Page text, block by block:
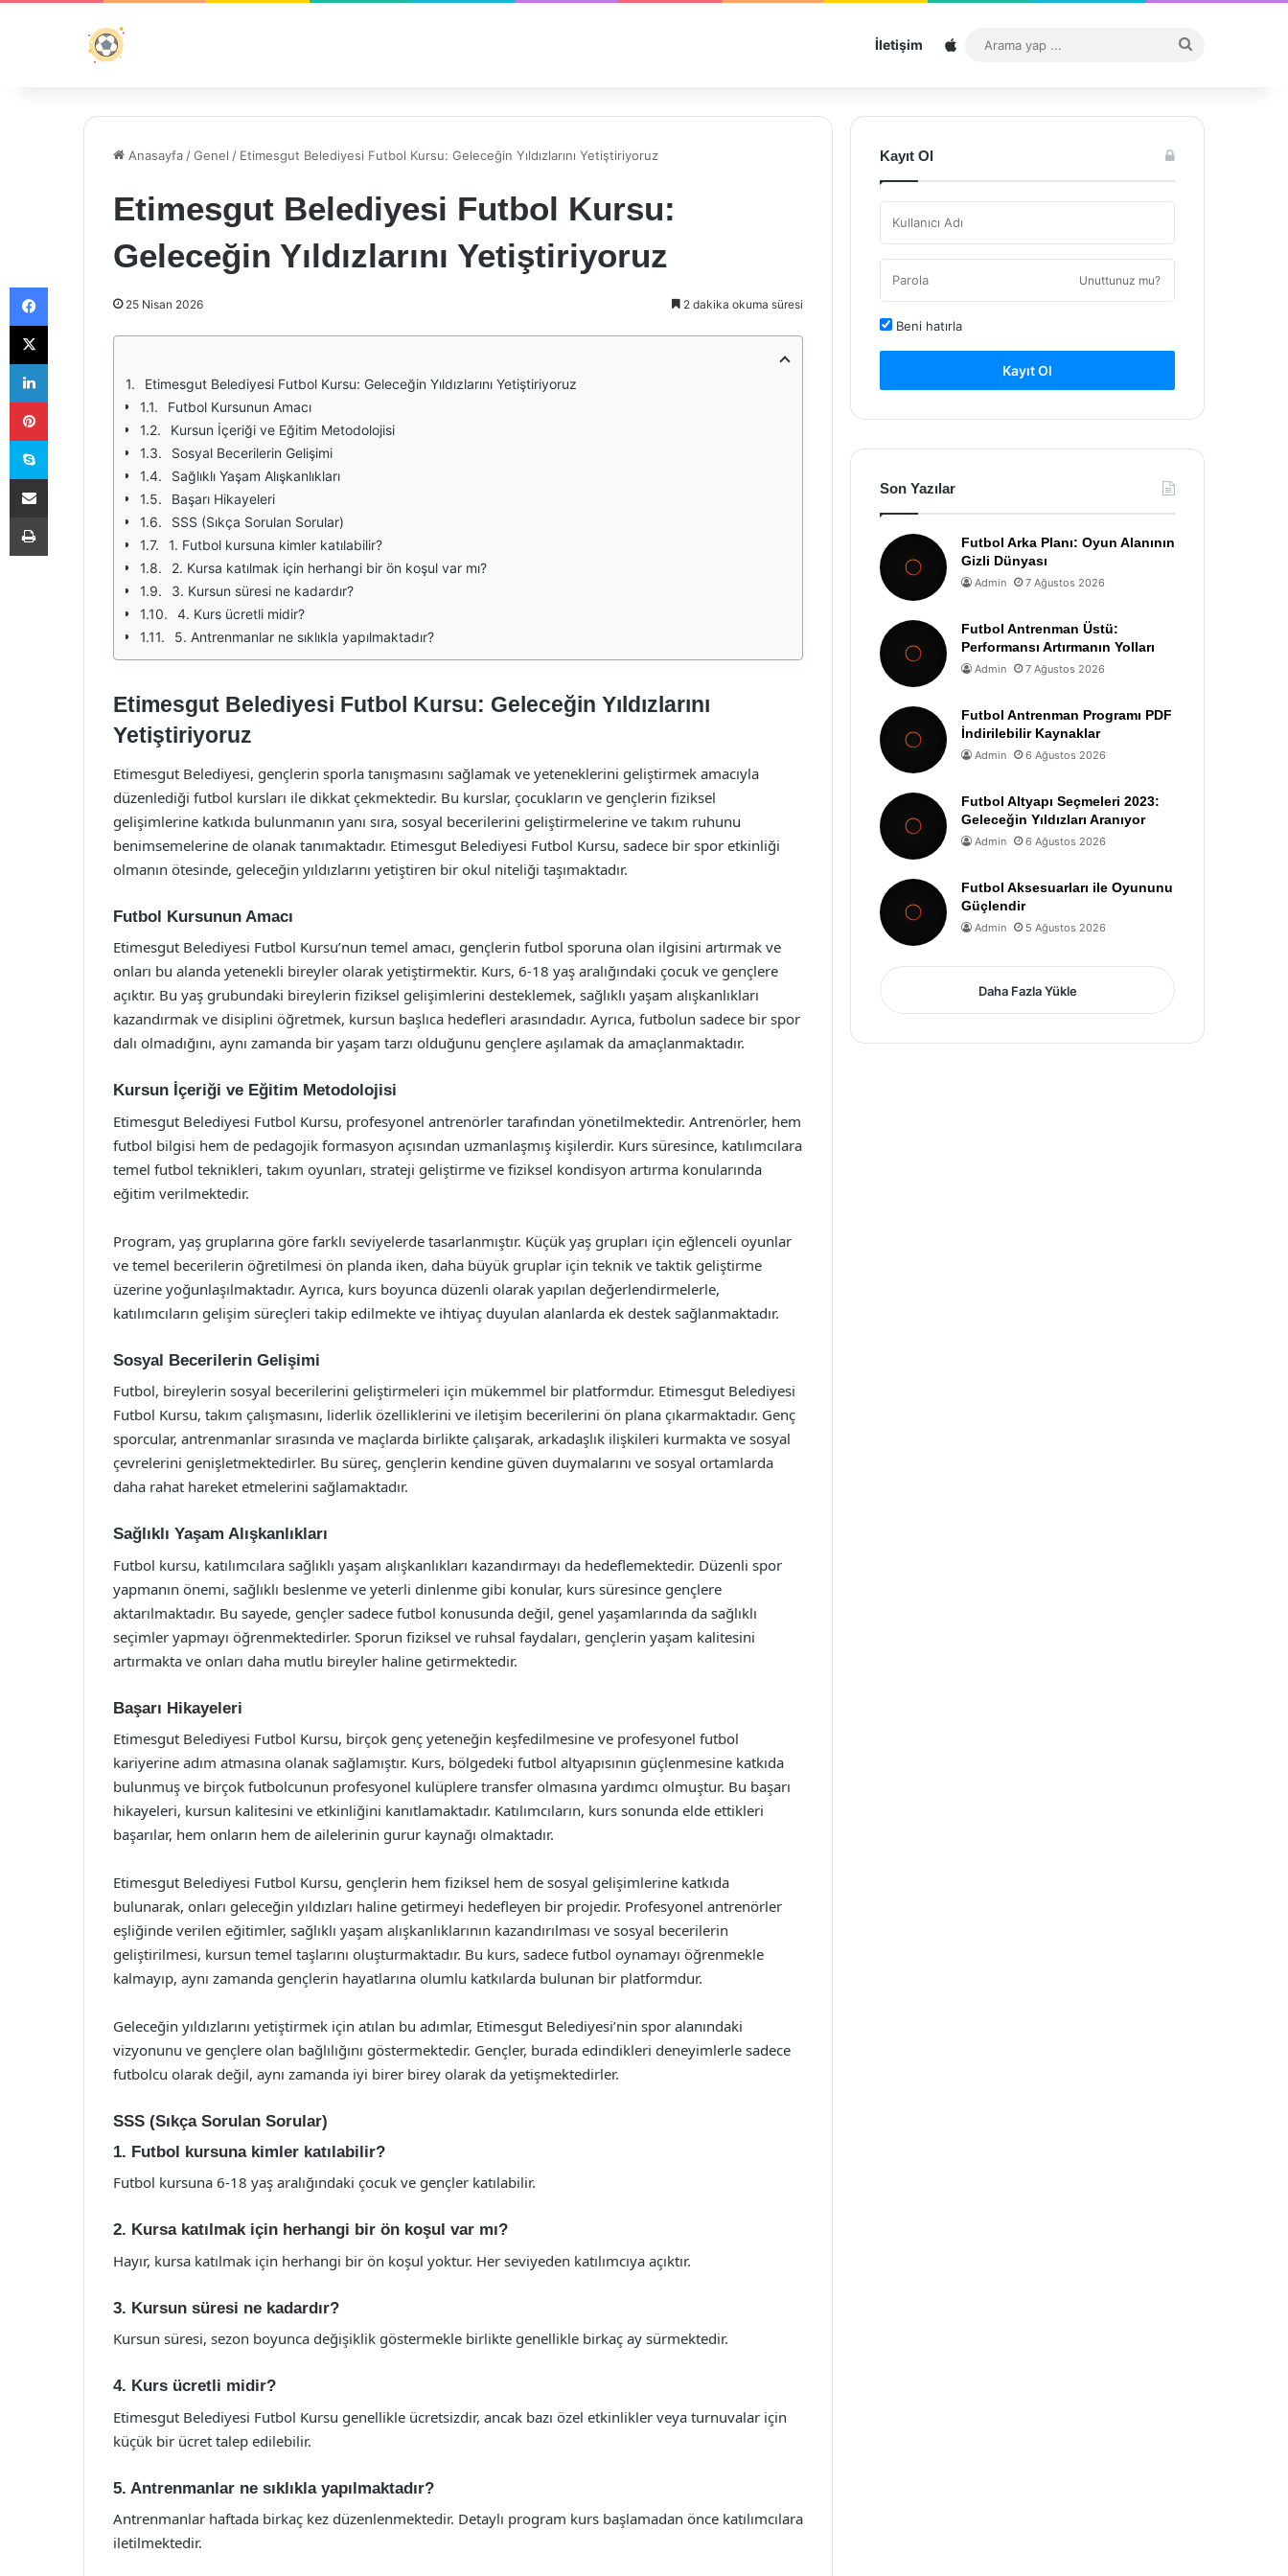
İletişim Sitemap
...
Anasayfa /Genel / Etimesgut Belediyesi Futbol Kursu: Geleceğin Yıldızlarını Yetiştiriyoruz
Etimesgut Belediyesi Futbol Kursu:
Geleceğin Yıldızlarını Yetiştiriyoruz
25 Nisan 2026 2 dakika okuma süresi
Etimesgut Belediyesi Futbol Kursu: Geleceğin Yıldızlarını Yetiştiriyoruz
Futbol Kursunun Amacı
Kursun İçeriği ve Eğitim Metodolojisi
Sosyal Becerilerin Gelişimi
Sağlıklı Yaşam Alışkanlıkları
Başarı Hikayeleri
SSS (Sıkça Sorulan Sorular)
1. Futbol kursuna kimler katılabilir?
2. Kursa katılmak için herhangi bir ön koşul var mı?
3. Kursun süresi ne kadardır?
4. Kurs ücretli midir?
5. Antrenmanlar ne sıklıkla yapılmaktadır?
Etimesgut Belediyesi Futbol Kursu: Geleceğin Yıldızlarını
Yetiştiriyoruz
Etimesgut Belediyesi, gençlerin sporla tanışmasını sağlamak ve yeteneklerini geliştirmek amacıyla
düzenlediği futbol kursları ile dikkat çekmektedir. Bu kurslar, çocukların ve gençlerin fiziksel
gelişimlerine katkıda bulunmanın yanı sıra, sosyal becerilerini geliştirmelerine ve takım ruhunu
benimsemelerine de olanak tanımaktadır. Etimesgut Belediyesi Futbol Kursu, sadece bir spor etkinliği
olmanın ötesinde, geleceğin yıldızlarını yetiştiren bir okul niteliği taşımaktadır.
Futbol Kursunun Amacı
Etimesgut Belediyesi Futbol Kursu’nun temel amacı, gençlerin futbol sporuna olan ilgisini artırmak ve
onları bu alanda yetenekli bireyler olarak yetiştirmektir. Kurs, 6-18 yaş aralığındaki çocuk ve gençlere
açıktır. Bu yaş grubundaki bireylerin fiziksel gelişimlerini desteklemek, sağlıklı yaşam alışkanlıkları
kazandırmak ve disiplini öğretmek, kursun başlıca hedefleri arasındadır. Ayrıca, futbolun sadece bir spor
dalı olmadığını, aynı zamanda bir yaşam tarzı olduğunu gençlere aşılamak da amaçlanmaktadır.
Kursun İçeriği ve Eğitim Metodolojisi
Etimesgut Belediyesi Futbol Kursu, profesyonel antrenörler tarafından yönetilmektedir. Antrenörler, hem
futbol bilgisi hem de pedagojik formasyon açısından uzmanlaşmış kişilerdir. Kurs süresince, katılımcılara
temel futbol teknikleri, takım oyunları, strateji geliştirme ve fiziksel kondisyon artırma konularında
eğitim verilmektedir.
Program, yaş gruplarına göre farklı seviyelerde tasarlanmıştır. Küçük yaş grupları için eğlenceli oyunlar
ve temel becerilerin öğretilmesi ön planda iken, daha büyük gruplar için teknik ve taktik geliştirme
üzerine yoğunlaşılmaktadır. Ayrıca, kurs boyunca düzenli olarak yapılan değerlendirmelerle,
katılımcıların gelişim süreçleri takip edilmekte ve ihtiyaç duyulan alanlarda ek destek sağlanmaktadır.
Sosyal Becerilerin Gelişimi
Futbol, bireylerin sosyal becerilerini geliştirmeleri için mükemmel bir platformdur. Etimesgut Belediyesi
Futbol Kursu, takım çalışmasını, liderlik özelliklerini ve iletişim becerilerini ön plana çıkarmaktadır. Genç
sporcular, antrenmanlar sırasında ve maçlarda birlikte çalışarak, arkadaşlık ilişkileri kurmakta ve sosyal
çevrelerini genişletmektedirler. Bu süreç, gençlerin kendine güven duymalarını ve sosyal ortamlarda
daha rahat hareket etmelerini sağlamaktadır.
Sağlıklı Yaşam Alışkanlıkları
Futbol kursu, katılımcılara sağlıklı yaşam alışkanlıkları kazandırmayı da hedeflemektedir. Düzenli spor
yapmanın önemi, sağlıklı beslenme ve yeterli dinlenme gibi konular, kurs süresince gençlere
aktarılmaktadır. Bu sayede, gençler sadece futbol konusunda değil, genel yaşamlarında da sağlıklı
seçimler yapmayı öğrenmektedirler. Sporun fiziksel ve ruhsal faydaları, gençlerin yaşam kalitesini
artırmakta ve onları daha mutlu bireyler haline getirmektedir.
Başarı Hikayeleri
Etimesgut Belediyesi Futbol Kursu, birçok genç yeteneğin keşfedilmesine ve profesyonel futbol
kariyerine adım atmasına olanak sağlamıştır. Kurs, bölgedeki futbol altyapısının güçlenmesine katkıda
bulunmuş ve birçok futbolcunun profesyonel kulüplere transfer olmasına yardımcı olmuştur. Bu başarı
hikayeleri, kursun kalitesini ve etkinliğini kanıtlamaktadır. Katılımcıların, kurs sonunda elde ettikleri
başarılar, hem onların hem de ailelerinin gurur kaynağı olmaktadır.
Etimesgut Belediyesi Futbol Kursu, gençlerin hem fiziksel hem de sosyal gelişimlerine katkıda
bulunarak, onları geleceğin yıldızları haline getirmeyi hedefleyen bir projedir. Profesyonel antrenörler
eşliğinde verilen eğitimler, sağlıklı yaşam alışkanlıklarının kazandırılması ve sosyal becerilerin
geliştirilmesi, kursun temel taşlarını oluşturmaktadır. Bu kurs, sadece futbol oynamayı öğrenmekle
kalmayıp, aynı zamanda gençlerin hayatlarına olumlu katkılarda bulunan bir platformdur.
Geleceğin yıldızlarını yetiştirmek için atılan bu adımlar, Etimesgut Belediyesi’nin spor alanındaki
vizyonunu ve gençlere olan bağlılığını göstermektedir. Gençler, burada edindikleri deneyimlerle sadece
futbolcu olarak değil, aynı zamanda iyi birer birey olarak da yetişmektedirler.
SSS (Sıkça Sorulan Sorular)
1. Futbol kursuna kimler katılabilir?
Futbol kursuna 6-18 yaş aralığındaki çocuk ve gençler katılabilir.
2. Kursa katılmak için herhangi bir ön koşul var mı?
Hayır, kursa katılmak için herhangi bir ön koşul yoktur. Her seviyeden katılımcıya açıktır.
3. Kursun süresi ne kadardır?
Kursun süresi, sezon boyunca değişiklik göstermekle birlikte genellikle birkaç ay sürmektedir.
4. Kurs ücretli midir?
Etimesgut Belediyesi Futbol Kursu genellikle ücretsizdir, ancak bazı özel etkinlikler veya turnuvalar için
küçük bir ücret talep edilebilir.
5. Antrenmanlar ne sıklıkla yapılmaktadır?
Antrenmanlar haftada birkaç kez düzenlenmektedir. Detaylı program kurs başlamadan önce katılımcılara
iletilmektedir.
Kayıt Ol
Unuttunuz mu?
Beni hatırla
Kayıt Ol
Son Yazılar
Futbol Arka Planı: Oyun Alanının
Gizli Dünyası
Admin 7 Ağustos 2026
Futbol Antrenman Üstü:
Performansı Artırmanın Yolları
Admin 7 Ağustos 2026
Futbol Antrenman Programı PDF
İndirilebilir Kaynaklar
Admin 6 Ağustos 2026
Futbol Altyapı Seçmeleri 2023:
Geleceğin Yıldızları Aranıyor
Admin 6 Ağustos 2026
Futbol Aksesuarları ile Oyununu
Güçlendir
Admin 5 Ağustos 2026
Daha Fazla Yükle
Facebook
X
LinkedIn
Pinterest
Skype
E-Posta ile paylaş